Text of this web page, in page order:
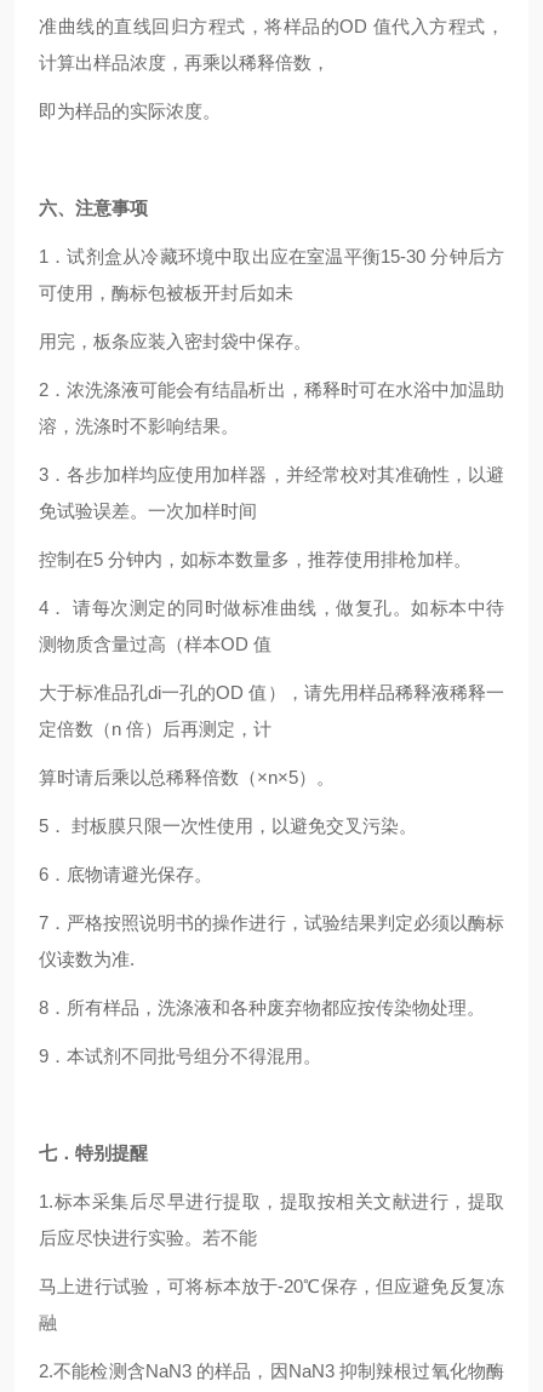
准曲线的直线回归方程式，将样品的OD 值代入方程式，
计算出样品浓度，再乘以稀释倍数，
即为样品的实际浓度。
六、 注意事项
1．试剂盒从冷藏环境中取出应在室温平衡15-30 分钟后方
可使用，酶标包被板开封后如未
用完，板条应装入密封袋中保存。
2．浓洗涤液可能会有结晶析出，稀释时可在水浴中加温助
溶，洗涤时不影响结果。
3．各步加样均应使用加样器，并经常校对其准确性，以避
免试验误差。一次加样时间
控制在5 分钟内，如标本数量多，推荐使用排枪加样。
4． 请每次测定的同时做标准曲线，做复孔。如标本中待
测物质含量过高（样本OD 值
大于标准品孔di一孔的OD 值），请先用样品稀释液稀释一
定倍数（n 倍）后再测定，计
算时请后乘以总稀释倍数（×n×5）。
5． 封板膜只限一次性使用，以避免交叉污染。
6．底物请避光保存。
7．严格按照说明书的操作进行，试验结果判定必须以酶标
仪读数为准.
8．所有样品，洗涤液和各种废弃物都应按传染物处理。
9．本试剂不同批号组分不得混用。
七．特别提醒
1.标本采集后尽早进行提取，提取按相关文献进行，提取
后应尽快进行实验。若不能
马上进行试验，可将标本放于-20℃保存，但应避免反复冻
融
2.不能检测含NaN3 的样品，因NaN3 抑制辣根过氧化物酶